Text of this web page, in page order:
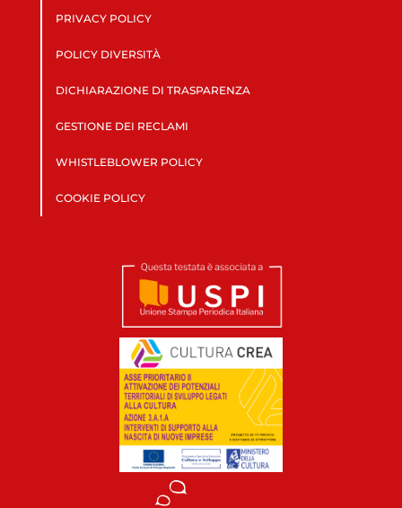
PRIVACY POLICY
POLICY DIVERSITÀ
DICHIARAZIONE DI TRASPARENZA
GESTIONE DEI RECLAMI
WHISTLEBLOWER POLICY
COOKIE POLICY